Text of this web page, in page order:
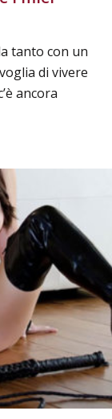
tanto con un
di vivere
ancora